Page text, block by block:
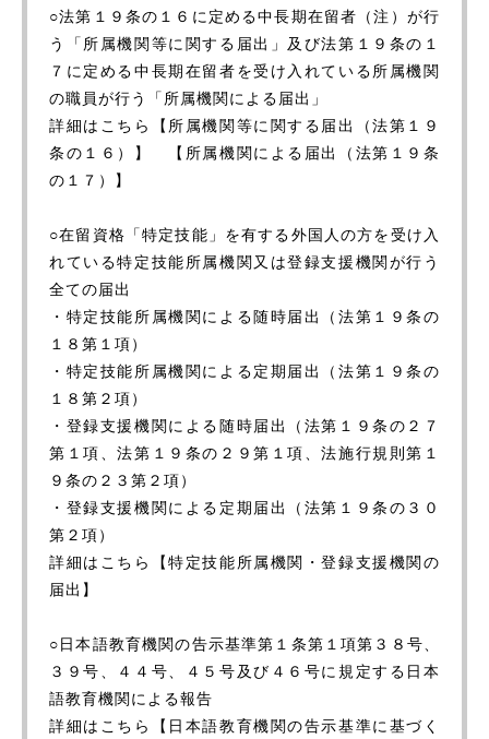
○法第１９条の１６に定める中長期在留者（注）が行
う「所属機関等に関する届出」及び法第１９条の１
７に定める中長期在留者を受け入れている所属機関
の職員が行う「所属機関による届出」
詳細はこちら【所属機関等に関する届出（法第１９
条の１６）】 【所属機関による届出（法第１９条
の１７）】
○在留資格「特定技能」を有する外国人の方を受け入
れている特定技能所属機関又は登録支援機関が行う
全ての届出
・特定技能所属機関による随時届出（法第１９条の
１８第１項）
・特定技能所属機関による定期届出（法第１９条の
１８第２項）
・登録支援機関による随時届出（法第１９条の２７
第１項、法第１９条の２９第１項、法施行規則第１
９条の２３第２項）
・登録支援機関による定期届出（法第１９条の３０
第２項）
詳細はこちら【特定技能所属機関・登録支援機関の
届出】
○日本語教育機関の告示基準第１条第１項第３８号、
３９号、４４号、４５号及び４６号に規定する日本
語教育機関による報告
詳細はこちら【日本語教育機関の告示基準に基づく